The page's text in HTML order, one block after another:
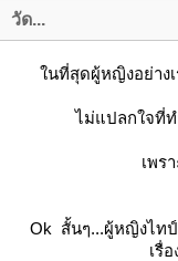
วัด...
ในที่สุดผู้หญิงอย่าง
ไม่แปลกใจที่ท
เพร
Ok สั้นๆ...ผู้หญิงไทป์
เรื่